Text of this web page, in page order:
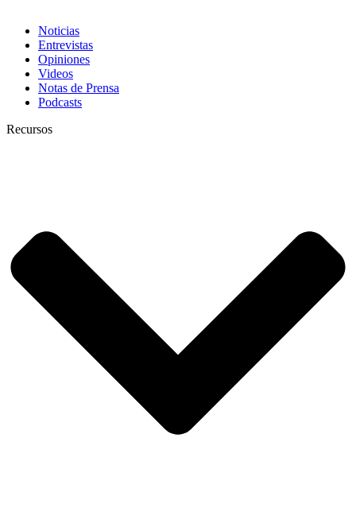
Noticias
Entrevistas
Opiniones
Videos
Notas de Prensa
Podcasts
Recursos